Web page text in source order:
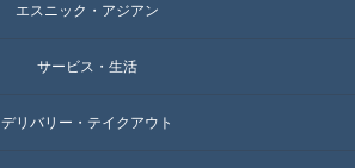
エスニック・アジアン
サービス・生活
デリバリー・テイクアウト